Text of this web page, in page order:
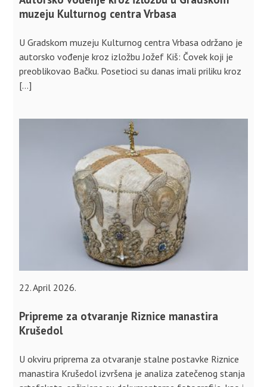
muzeju Kulturnog centra Vrbasa
U Gradskom muzeju Kulturnog centra Vrbasa održano je
autorsko vođenje kroz izložbu Jožef Kiš: Čovek koji je
preoblikovao Bačku. Posetioci su danas imali priliku kroz
[…]
22. April 2026.
Pripreme za otvaranje Riznice manastira
Krušedol
U okviru priprema za otvaranje stalne postavke Riznice
manastira Krušedol izvršena je analiza zatečenog stanja